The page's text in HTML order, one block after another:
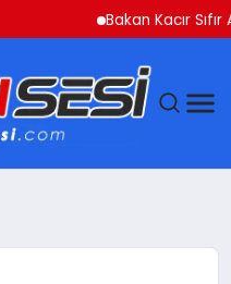
Bakan Kacır